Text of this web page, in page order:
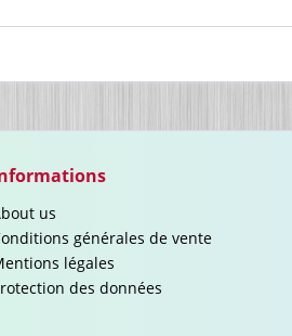
us
générales de vente
légales
des données